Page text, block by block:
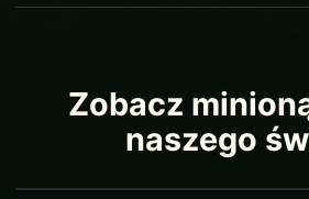
Zobacz
naszego